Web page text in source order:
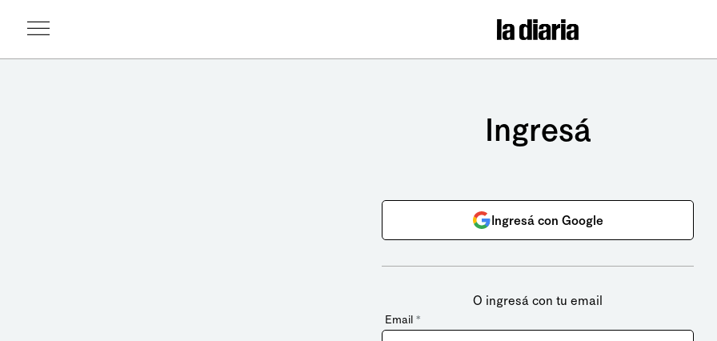
Ingresá
Ingresá con Google
O ingresá con tu email
Email *